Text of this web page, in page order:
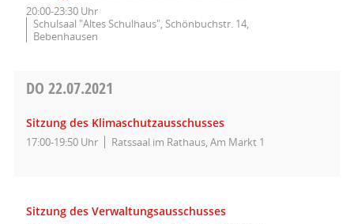
20:00-23:30 Uhr
Schulsaal "Altes Schulhaus", Schönbuchstr. 14,
Bebenhausen
DO 22.07.2021
Sitzung des Klimaschutzausschusses
17:00-19:50 Uhr Ratssaal im Rathaus, Am Markt 1
Sitzung des Verwaltungsausschusses